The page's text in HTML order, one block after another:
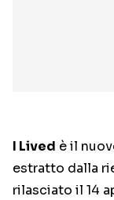
I Lived è il
estratto dalla
rilasciato il 14